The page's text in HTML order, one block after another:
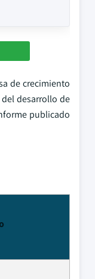
de crecimiento
desarrollo de
publicado